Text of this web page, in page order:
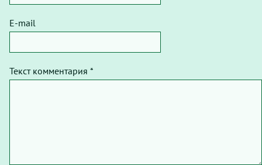
E-mail
Текст комментария *